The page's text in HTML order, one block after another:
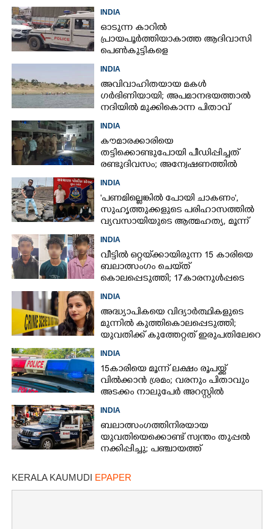
INDIA
ഓടുന്ന കാറിൽ
പ്രായപൂർത്തിയാകാത്ത ആദിവാസി
പെൺകുട്ടികളെ
മൂന്ന് പേർ പിടിയിൽ
INDIA
അവിവാഹിതയായ മകൾ
ഗർഭിണിയായി; അപമാനഭയത്താൽ
നദിയിൽ മുക്കികൊന്ന പിതാവ്
INDIA
കൗമാരക്കാരിയെ
തട്ടിക്കൊണ്ടുപോയി പീഡിപ്പിച്ചത്
രണ്ടുദിവസം; അന്വേഷണത്തിൽ
ഫുഡ് ഡെലിവറി
INDIA
'പണമില്ലെങ്കിൽ പോയി ചാകണം',
സുഹൃത്തുക്കളുടെ പരിഹാസത്തിൽ
വ്യവസായിയുടെ ആത്മഹത്യ, മൂന്ന്
INDIA
വീട്ടിൽ ഒറ്റയ്‌ക്കായിരുന്ന 15 കാരിയെ
ബലാത്സംഗം ചെയ്‌ത്
കൊലപ്പെടുത്തി; 17കാരനുൾപ്പടെ
INDIA
അദ്ധ്യാപികയെ വിദ്യാർത്ഥികളുടെ
മുന്നിൽ കുത്തികൊലപ്പെടുത്തി;
യുവതിക്ക് കുത്തേറ്റത് ഇരുപതിലേറെ
INDIA
15കാരിയെ മൂന്ന് ലക്ഷം രൂപയ്ക്ക്
വിൽക്കാൻ ശ്രമം; വരനും പിതാവും
അടക്കം നാലുപേർ അറസ്റ്റിൽ
INDIA
ബലാത്സംഗത്തിനിരയായ
യുവതിയെക്കൊണ്ട് സ്വന്തം തുപ്പൽ
നക്കിപ്പിച്ചു; പഞ്ചായത്ത്
പൊലീസ്‌
KERALA KAUMUDI EPAPER